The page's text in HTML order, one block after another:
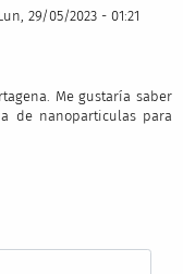
29/05/2023 - 01:21
Me gustaría saber
de nanoparticulas para